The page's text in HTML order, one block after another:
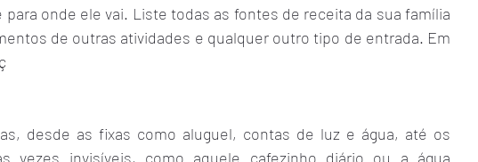
onde ele vai. Liste todas as fontes de receita da sua família
de outras atividades e qualquer outro tipo de entrada. Em
desde as fixas como aluguel, contas de luz e água, até os
vezes invisíveis, como aquele cafezinho diário ou a água